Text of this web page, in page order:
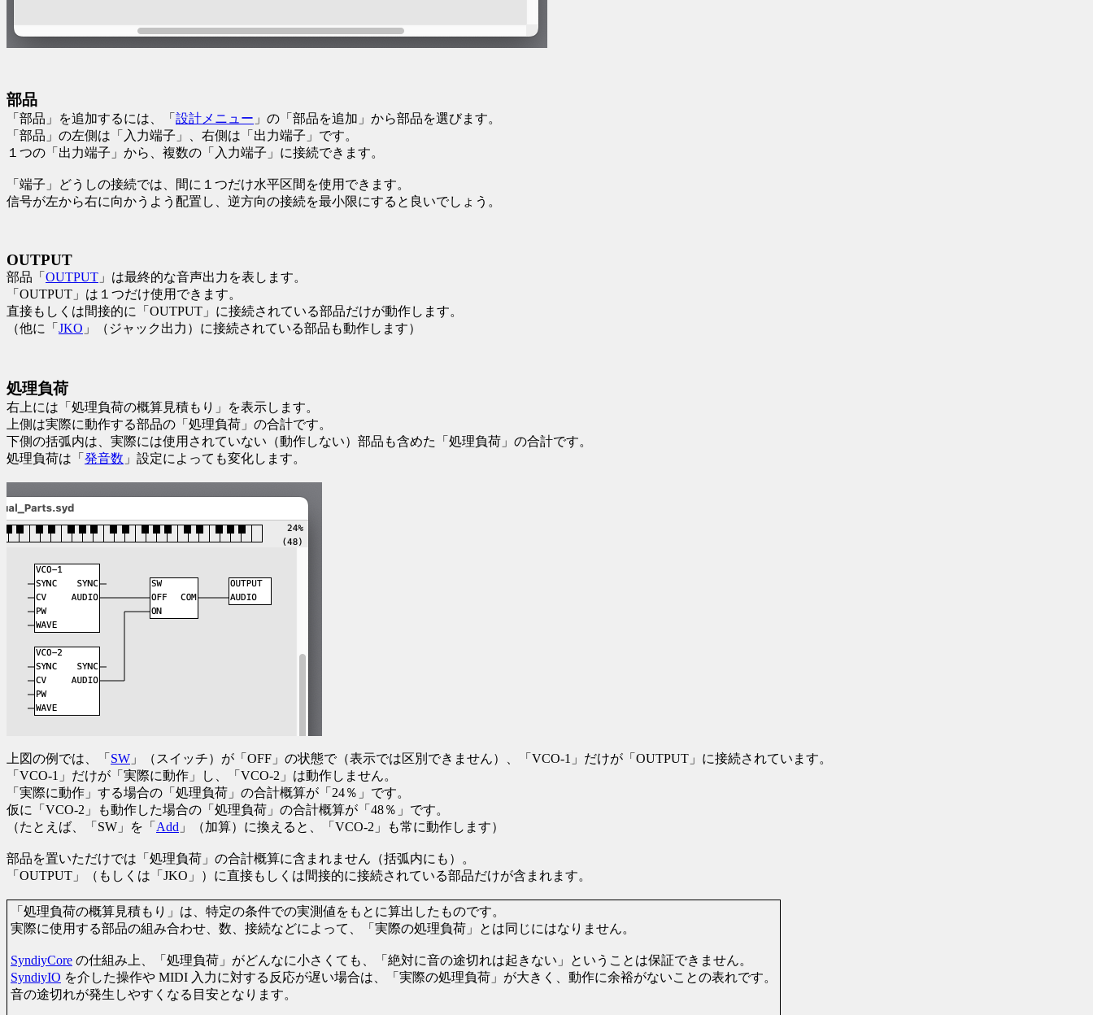
部品
「部品」を追加するには、「 設計メニュー 」の「部品を追加」から部品を選びます。
「部品」の左側は「入力端子」、右側は「出力端子」です。
１つの「出力端子」から、複数の「入力端子」に接続できます。
「端子」どうしの接続では、間に１つだけ水平区間を使用できます。
信号が左から右に向かうよう配置し、逆方向の接続を最小限にすると良いでしょう。
OUTPUT
部品「 OUTPUT 」は最終的な音声出力を表します。
「OUTPUT」は１つだけ使用できます。
直接もしくは間接的に「OUTPUT」に接続されている部品だけが動作します。
（他に「 JKO 」（ジャック出力）に接続されている部品も動作します）
処理負荷
右上には「処理負荷の概算見積もり」を表示します。
上側は実際に動作する部品の「処理負荷」の合計です。
下側の括弧内は、実際には使用されていない（動作しない）部品も含めた「処理負荷」の合計です。
処理負荷は「 発音数 」設定によっても変化します。
上図の例では、「 SW 」（スイッチ）が「OFF」の状態で（表示では区別できません）、「VCO-1」だけが「OUTPUT」に接続されています。
「VCO-1」だけが「実際に動作」し、「VCO-2」は動作しません。
「実際に動作」する場合の「処理負荷」の合計概算が「24％」です。
仮に「VCO-2」も動作した場合の「処理負荷」の合計概算が「48％」です。
（たとえば、「SW」を「 Add 」（加算）に換えると、「VCO-2」も常に動作します）
部品を置いただけでは「処理負荷」の合計概算に含まれません（括弧内にも）。
「OUTPUT」（もしくは「JKO」）に直接もしくは間接的に接続されている部品だけが含まれます。
「処理負荷の概算見積もり」は、特定の条件での実測値をもとに算出したものです。
実際に使用する部品の組み合わせ、数、接続などによって、「実際の処理負荷」とは同じにはなりません。
SyndiyCore の仕組み上、「処理負荷」がどんなに小さくても、「絶対に音の途切れは起きない」ということは保証できません。
SyndiyIO を介した操作や MIDI 入力に対する反応が遅い場合は、「実際の処理負荷」が大きく、動作に余裕がないことの表れです。
音の途切れが発生しやすくなる目安となります。